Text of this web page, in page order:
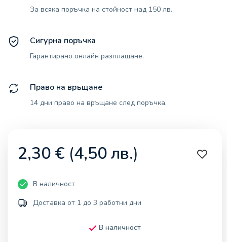
За всяка поръчка на стойност над 150 лв.
Сигурна поръчка
Гарантирано онлайн разплащане.
Право на връщане
14 дни право на връщане след поръчка.
2,30 € (4,50лв.)
В наличност
Доставка от 1 до 3 работни дни
В наличност